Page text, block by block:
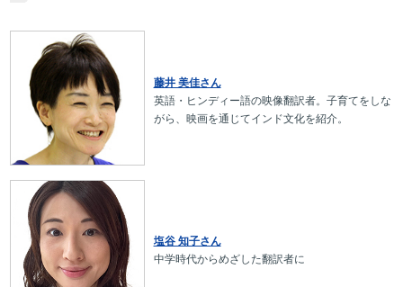
藤井 美佳さん
英語・ヒンディー語の映像翻訳者。子育てをしな
がら、映画を通じてインド文化を紹介。
塩谷 知子さん
中学時代からめざした翻訳者に